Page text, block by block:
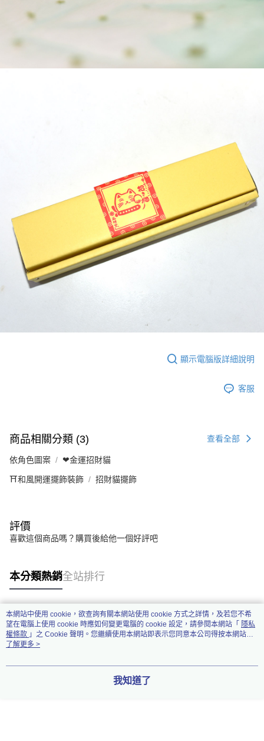
顯示電腦版詳細說明
客服
商品相關分類 (3) 查看全部
依角色圖案 ❤金運招財貓
⛩️和風開運擺飾裝飾 招財貓擺飾
評價
喜歡這個商品嗎？購買後給他一個好評吧
本分類熱銷全站排行
熱門標籤
本網站中使用 cookie，欲查詢有關本網站使用 cookie 方式之詳情，及若您不希
望在電腦上使用 cookie 時應如何變更電腦的 cookie 設定，請參閱本網站「 隱私
權條款 」之 Cookie 聲明。您繼續使用本網站即表示您同意本公司得按本網站使
用條款之 Cookie 聲明使用 cookie。
了解更多 >
我知道了